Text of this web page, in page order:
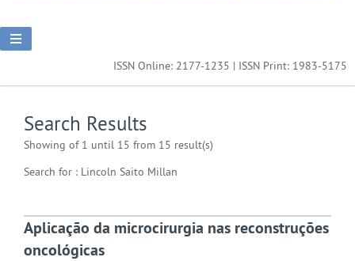
ISSN Online: 2177-1235 | ISSN Print: 1983-5175
Search Results
Showing of 1 until 15 from 15 result(s)
Search for : Lincoln Saito Millan
Aplicação da microcirurgia nas reconstruções
oncológicas